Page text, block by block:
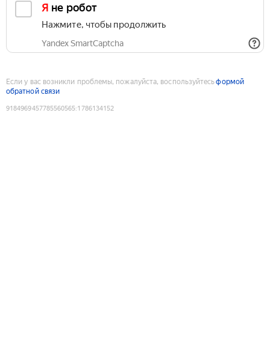
Я не робот
Нажмите, чтобы продолжить
Yandex SmartCaptcha
Если у вас возникли проблемы, пожалуйста, воспользуйтесьформой
обратной связи
9184969457785560565:1786134152